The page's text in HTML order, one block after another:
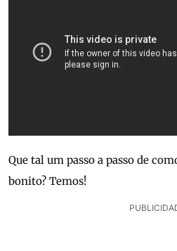
Que tal um passo a passo de
bonito? Temos!